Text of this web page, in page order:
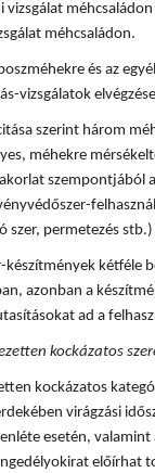
vizsgálat
méhcsaládon.
és az
vizsgálatok
szerint három
méhekre
szempontjából
szer, permetezés
kétféle
azonban a
ad a
kockázatos
kockázatos
virágzási
esetén,
előírhat